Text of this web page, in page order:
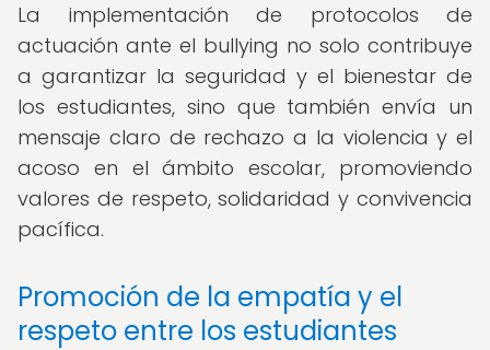
La implementación de protocolos de
actuación ante el bullying no solo contribuye
a garantizar la seguridad y el bienestar de
los estudiantes, sino que también envía un
mensaje claro de rechazo a la violencia y el
acoso en el ámbito escolar, promoviendo
valores de respeto, solidaridad y convivencia
pacífica.
Promoción de la empatía y el
respeto entre los estudiantes